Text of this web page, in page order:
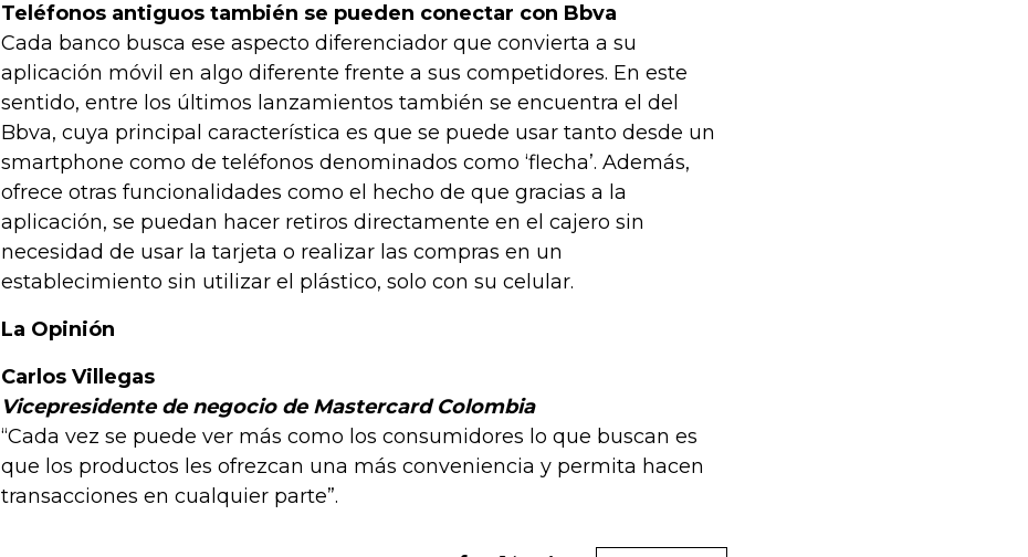
Teléfonos antiguos también se pueden conectar con Bbva
Cada banco busca ese aspecto diferenciador que convierta a su
aplicación móvil en algo diferente frente a sus competidores. En este
sentido, entre los últimos lanzamientos también se encuentra el del
Bbva, cuya principal característica es que se puede usar tanto desde un
smartphone como de teléfonos denominados como ‘flecha’. Además,
ofrece otras funcionalidades como el hecho de que gracias a la
aplicación, se puedan hacer retiros directamente en el cajero sin
necesidad de usar la tarjeta o realizar las compras en un
establecimiento sin utilizar el plástico, solo con su celular.
La Opinión
Carlos Villegas
Vicepresidente de negocio de Mastercard Colombia
“Cada vez se puede ver más como los consumidores lo que buscan es
que los productos les ofrezcan una más conveniencia y permita hacen
transacciones en cualquier parte”.